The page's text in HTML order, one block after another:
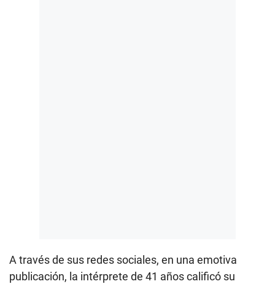
A través de sus redes sociales, en una emotiva
publicación, la intérprete de 41 años calificó su